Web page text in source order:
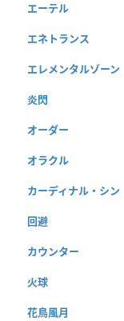
エーテル
エネトランス
エレメンタルゾーン
炎閃
オーダー
オラクル
カーディナル・シン
回避
カウンター
火球
花鳥風月